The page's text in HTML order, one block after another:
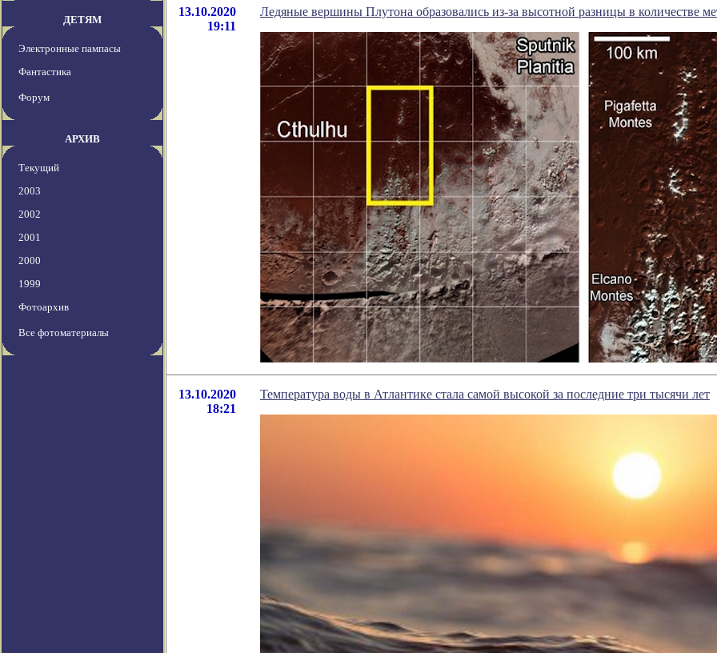
ДЕТЯМ
Электронные пампасы
Фантастика
Форум
АРХИВ
Текущий
2003
2002
2001
2000
1999
Фотоархив
Все фотоматериалы
13.10.2020
19:11
Ледяные вершины Плутона образовались из-за высотной разницы в количестве
13.10.2020
18:21
Температура воды в Атлантике стала самой высокой за последние три тысячи лет